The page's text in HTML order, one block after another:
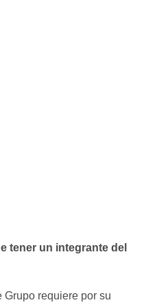
tener un integrante del
requiere por su